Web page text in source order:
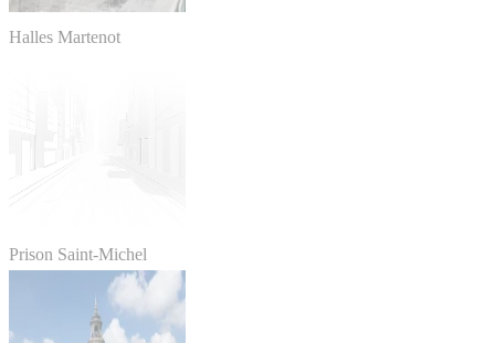
Halles Martenot
Prison Saint-Michel